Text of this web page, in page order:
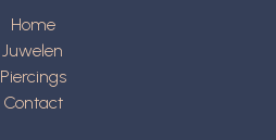
Home
Juwelen
Piercings
Contact